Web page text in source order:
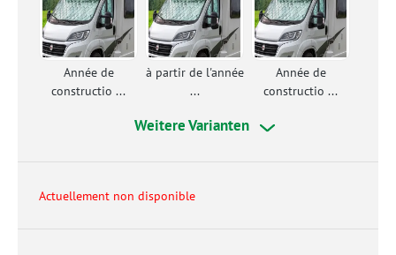
Année de
constructio ...
à partir de l'année
...
Année de
constructio ...
Weitere Varianten
Actuellement non disponible